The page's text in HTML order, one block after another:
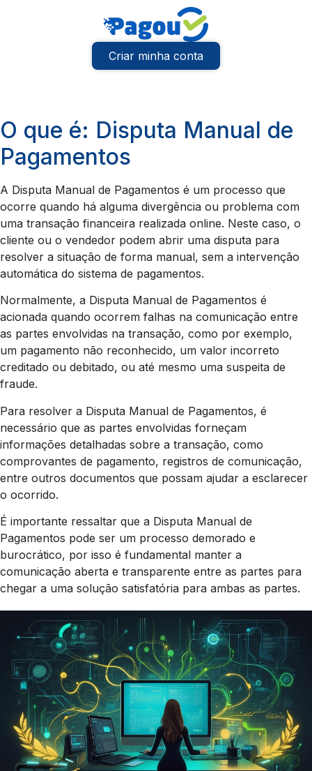
Criar minha conta
O que é: Disputa Manual de
Pagamentos
A Disputa Manual de Pagamentos é um processo que
ocorre quando há alguma divergência ou problema com
uma transação financeira realizada online. Neste caso, o
cliente ou o vendedor podem abrir uma disputa para
resolver a situação de forma manual, sem a intervenção
automática do sistema de pagamentos.
Normalmente, a Disputa Manual de Pagamentos é
acionada quando ocorrem falhas na comunicação entre
as partes envolvidas na transação, como por exemplo,
um pagamento não reconhecido, um valor incorreto
creditado ou debitado, ou até mesmo uma suspeita de
fraude.
Para resolver a Disputa Manual de Pagamentos, é
necessário que as partes envolvidas forneçam
informações detalhadas sobre a transação, como
comprovantes de pagamento, registros de comunicação,
entre outros documentos que possam ajudar a esclarecer
o ocorrido.
É importante ressaltar que a Disputa Manual de
Pagamentos pode ser um processo demorado e
burocrático, por isso é fundamental manter a
comunicação aberta e transparente entre as partes para
chegar a uma solução satisfatória para ambas as partes.